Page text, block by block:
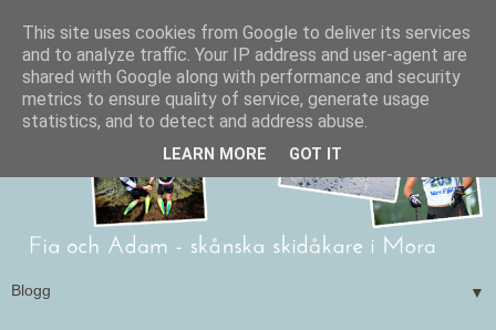
▼
This site uses cookies from Google to deliver its services
and to analyze traffic. Your IP address and user-agent are
shared with Google along with performance and security
metrics to ensure quality of service, generate usage
statistics, and to detect and address abuse.
LEARN MORE GOT IT